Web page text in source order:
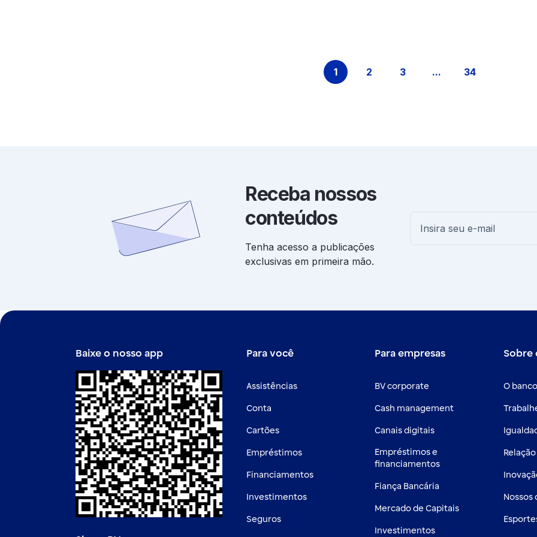
Página
1 Página
2 Página
3 ...PáginasPágina
34
Receba nossos
conteúdos
Tenha acesso a publicações
exclusivas em primeira mão.
Baixe o nosso app Para você
Assistências
Conta
Cartões
Empréstimos
Financiamentos
Investimentos
Seguros
Para empresas
BV corporate
Cash management
Canais digitais
Empréstimos e
financiamentos
Fiança Bancária
Mercado de Capitais
Investimentos
Sobre
O
Nossos